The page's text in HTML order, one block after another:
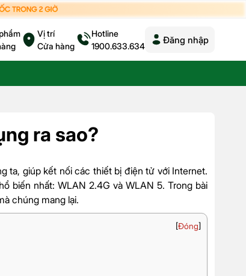
Vị trí
Cửa hàng
Hotline
1900.633.634
Đăng nhập
ra sao?
ta, giúp kết nối các thiết bị điện tử với Internet.
biến nhất: WLAN 2.4G và WLAN 5. Trong bài
chúng mang lại.
[Đóng]